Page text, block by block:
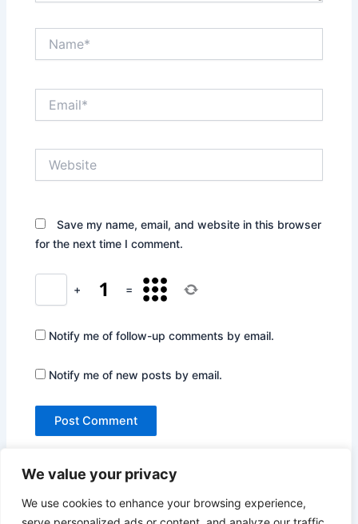
We value your privacy
We use cookies to enhance your browsing experience,
Save my name, email, and website in this browser
for the next time I comment.
+ =
Notify me of follow-up comments by email.
Notify me of new posts by email.